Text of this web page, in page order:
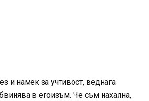
и намек за учтивост, веднага
в егоизъм. Че съм нахална,